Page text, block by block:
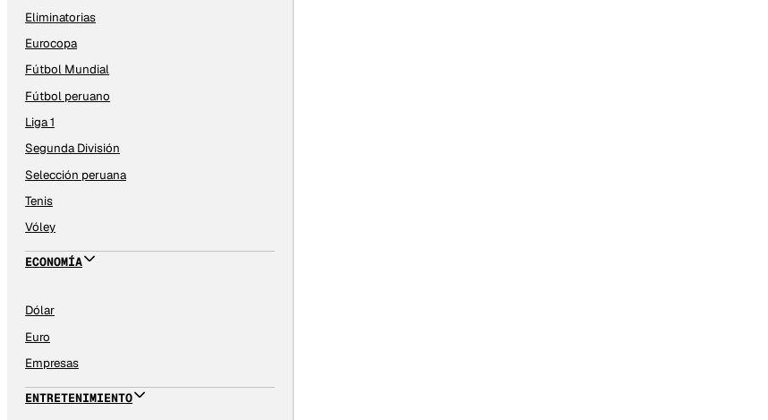
Eliminatorias
Eurocopa
Fútbol Mundial
Fútbol peruano
Liga 1
Segunda División
Selección peruana
Tenis
Vóley
ECONOMÍA
Dólar
Euro
Empresas
ENTRETENIMIENTO